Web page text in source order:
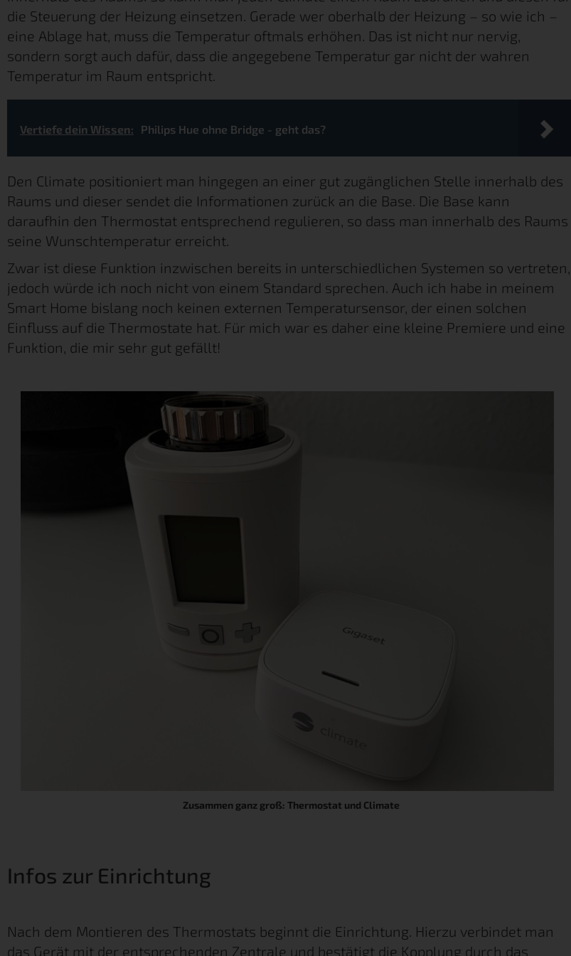
die Steuerung der Heizung einsetzen. Gerade wer oberhalb der Heizung – so wie ich –
eine Ablage hat, muss die Temperatur oftmals erhöhen. Das ist nicht nur nervig,
sondern sorgt auch dafür, dass die angegebene Temperatur gar nicht der wahren
Temperatur im Raum entspricht.
Vertiefe dein Wissen: Philips Hue ohne Bridge - geht das?
Den Climate positioniert man hingegen an einer gut zugänglichen Stelle innerhalb des
Raums und dieser sendet die Informationen zurück an die Base. Die Base kann
daraufhin den Thermostat entsprechend regulieren, so dass man innerhalb des Raums
seine Wunschtemperatur erreicht.
Zwar ist diese Funktion inzwischen bereits in unterschiedlichen Systemen so vertreten,
jedoch würde ich noch nicht von einem Standard sprechen. Auch ich habe in meinem
Smart Home bislang noch keinen externen Temperatursensor, der einen solchen
Einfluss auf die Thermostate hat. Für mich war es daher eine kleine Premiere und eine
Funktion, die mir sehr gut gefällt!
Zusammen ganz groß: Thermostat und Climate
Infos zur Einrichtung
Nach dem Montieren des Thermostats beginnt die Einrichtung. Hierzu verbindet man
das Gerät mit der entsprechenden Zentrale und bestätigt die Kopplung durch das